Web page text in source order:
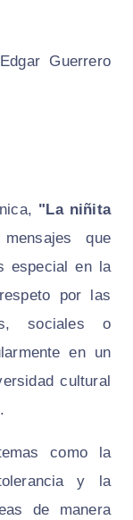
Guerrero
"La niñita
que
especial en la
por las
sociales o
en un
cultural
como la
y la
de manera